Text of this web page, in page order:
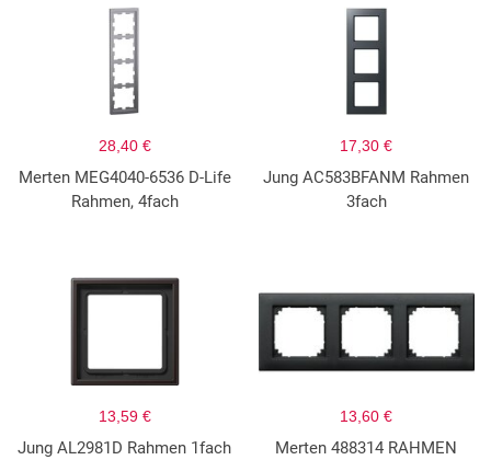
28,40 €
Merten MEG4040-6536 D-Life
Rahmen, 4fach
17,30 €
Jung AC583BFANM Rahmen
3fach
13,59 €
Jung AL2981D Rahmen 1fach
13,60 €
Merten 488314 RAHMEN